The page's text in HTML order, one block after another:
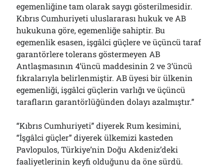
egemenliğine tam olarak saygı gösterilmesidir.
Kıbrıs Cumhuriyeti uluslararası hukuk ve AB
hukukuna göre, egemenliğe sahiptir. Bu
egemenlik esasen, işgâlci güçlere ve üçüncü taraf
garantörlere tolerans göstermeyen AB
Antlaşmasının 4’üncü maddesinin 2 ve 3’üncü
fıkralarıyla belirlenmiştir. AB üyesi bir ülkenin
egemenliği, işgâlci güçlerin varlığı ve üçüncü
tarafların garantörlüğünden dolayı azalmıştır.”
“Kıbrıs Cumhuriyeti” diyerek Rum kesimini,
“İşgâlci güçler” diyerek ülkemizi kasteden
Pavlopulos, Türkiye’nin Doğu Akdeniz’deki
faaliyetlerinin keyfi olduğunu da öne sürdü.